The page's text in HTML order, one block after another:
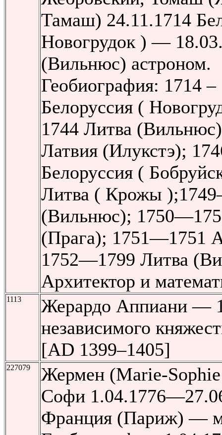
Тамаш) 24.11.1714
Новогрудок ) —
(Вильнюс) астроном.
Геобиография: 1714 –
Белоруссия (
1744 Литва
Латвия (Илукстэ);
Белоруссия (
Литва ( Крожы
(Вильнюс);
(Прага); 1751—1751
1752—1799 Литва
Архитектор и
1113
Жерардо Аппиани —
независимого
[AD 1399–1405]
227079
Жермен (Marie-
Софи
Франция (Париж) —